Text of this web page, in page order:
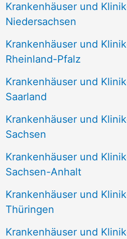
Krankenhäuser und
Niedersachsen
Krankenhäuser und
Rheinland-Pfalz
Krankenhäuser und
Saarland
Krankenhäuser und
Sachsen
Krankenhäuser und
Sachsen-Anhalt
Krankenhäuser und
Thüringen
Krankenhäuser und